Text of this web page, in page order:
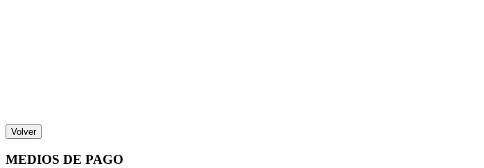
Volver
MEDIOS DE PAGO